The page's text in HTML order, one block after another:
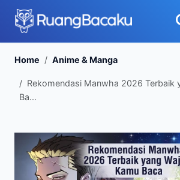
Home Anime & Manga
Rekomendasi Manwha 2026 Terbaik
Ba...